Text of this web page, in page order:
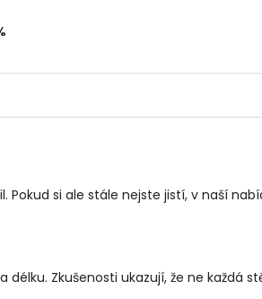
Pokud si ale stále nejste jistí, v naší
Zkušenosti ukazují, že ne každá